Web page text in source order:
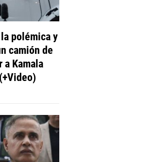
polémica y
camión de
a Kamala